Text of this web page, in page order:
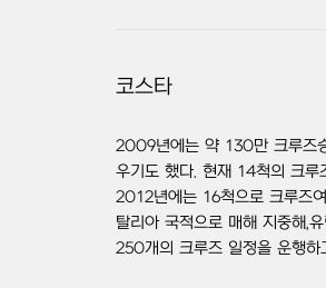
코스타
2009년에는 약 130만 크루즈
우기도 했다. 현재 14척의 크루
2012년에는 16척으로 크루즈
탈리아 국적으로 매해 지중해,
250개의 크루즈 일정을 운행하